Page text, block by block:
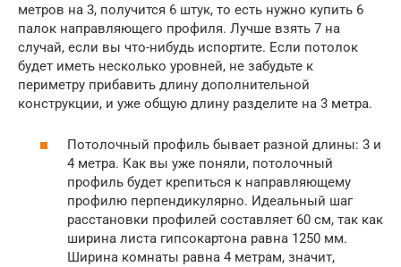
метров на 3, получится 6 штук, то есть нужно купить 6
палок направляющего профиля. Лучше взять 7 на
случай, если вы что-нибудь испортите. Если потолок
будет иметь несколько уровней, не забудьте к
периметру прибавить длину дополнительной
конструкции, и уже общую длину разделите на 3 метра.
Потолочный профиль бывает разной длины: 3 и
4 метра. Как вы уже поняли, потолочный
профиль будет крепиться к направляющему
профилю перпендикулярно. Идеальный шаг
расстановки профилей составляет 60 см, так как
ширина листа гипсокартона равна 1250 мм.
Ширина комнаты равна 4 метрам, значит,